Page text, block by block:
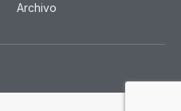
Archivo